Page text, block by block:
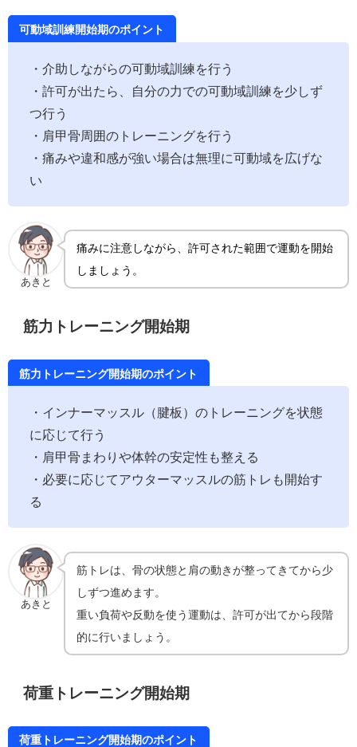
可動域訓練開始期のポイント
・介助しながらの可動域訓練を行う
・許可が出たら、自分の力での可動域訓練を少しず
つ行う
・肩甲骨周囲のトレーニングを行う
・痛みや違和感が強い場合は無理に可動域を広げな
い
あきと
痛みに注意しながら、許可された範囲で運動を開始
しましょう。
筋力トレーニング開始期
筋力トレーニング開始期のポイント
・インナーマッスル（腱板）のトレーニングを状態
に応じて行う
・肩甲骨まわりや体幹の安定性も整える
・必要に応じてアウターマッスルの筋トレも開始す
る
あきと
筋トレは、骨の状態と肩の動きが整ってきてから少
しずつ進めます。
重い負荷や反動を使う運動は、許可が出てから段階
的に行いましょう。
荷重トレーニング開始期
荷重トレーニング開始期のポイント